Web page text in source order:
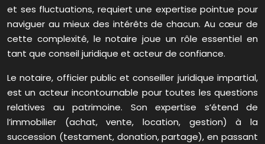
et ses fluctuations, requiert une expertise pointue pour
naviguer au mieux des intérêts de chacun. Au cœur de
cette complexité, le notaire joue un rôle essentiel en
tant que conseil juridique et acteur de confiance.
Le notaire, officier public et conseiller juridique impartial,
est un acteur incontournable pour toutes les questions
relatives au patrimoine. Son expertise s’étend de
l’immobilier (achat, vente, location, gestion) à la
succession (testament, donation, partage), en passant